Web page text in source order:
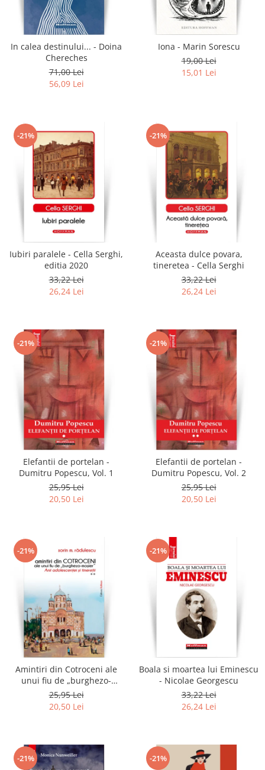
Literatura
Clasica
Contemporana
Universala
Calatorii
Memorii
Publicistica / Reportaje / Interviuri
Stiinte umaniste
Istorie
Sociologie si filozofie
In calea destinului... - Doina
Chereches
71,00 Lei
56,09 Lei
Iona - Marin Sorescu
19,00 Lei
15,01 Lei
-21%
Iubiri paralele - Cella Serghi,
editia 2020
33,22 Lei
26,24 Lei
-21%
Aceasta dulce povara,
tineretea - Cella Serghi
33,22 Lei
26,24 Lei
-21%
Elefantii de portelan -
Dumitru Popescu, Vol. 1
25,95 Lei
20,50 Lei
-21%
Elefantii de portelan -
Dumitru Popescu, Vol. 2
25,95 Lei
20,50 Lei
-21%
Amintiri din Cotroceni ale
unui fiu de „burghezo-
mosier”.Vol.2 - Sorin M.
Radulescu
25,95 Lei
20,50 Lei
-21%
Boala si moartea lui Eminescu
- Nicolae Georgescu
33,22 Lei
26,24 Lei
-21% -21%